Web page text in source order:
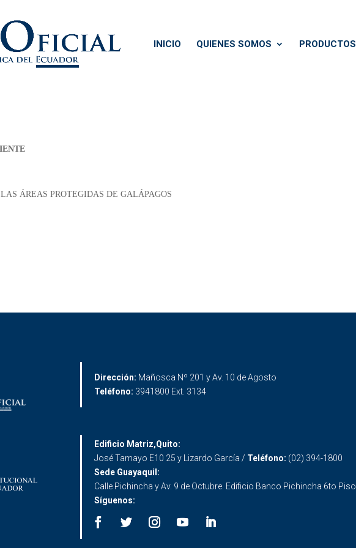
INICIO QUIENES SOMOS PRODUCTOS
ÁREAS PROTEGIDAS DE GALÁPAGOS
Dirección: Mañosca Nº 201 y Av. 10 de Agosto
Teléfono: 3941800 Ext. 3134
Edificio Matriz,Quito:
José Tamayo E10 25 y Lizardo García / Teléfono: (02) 394-1800
Sede Guayaquil:
Calle Pichincha y Av. 9 de Octubre. Edificio Banco Pichincha 6to Piso
Síguenos: